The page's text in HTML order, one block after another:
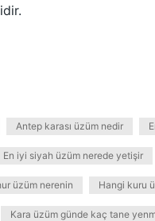
Antep karası üzüm nedir
En iyi siyah üzüm nerede yetişir
üzüm nerenin Hangi kuru
Kara üzüm günde kaç tane